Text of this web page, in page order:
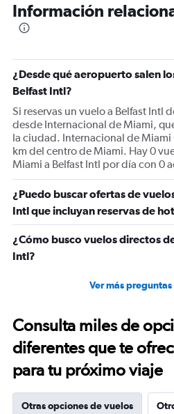
Información
¿Desde qué aeropuerto salen
Belfast Intl?
Si reservas un vuelo a Belfast Intl
desde Internacional de Miami,
la ciudad. Internacional de Miami
km del centro de Miami. Hay 0
Miami a Belfast Intl por día con 0
¿Puedo buscar ofertas de
Intl que incluyan reservas de
¿Cómo busco vuelos directos
Intl?
Ver más
Consulta miles de
diferentes que te
para tu próximo viaje
Otras opciones de vuelos